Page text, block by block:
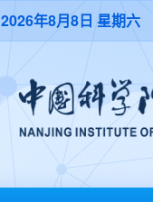
2026年8月8日 星期六